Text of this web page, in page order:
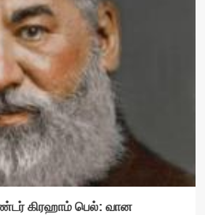
கிரஹாம் பெல்: வான